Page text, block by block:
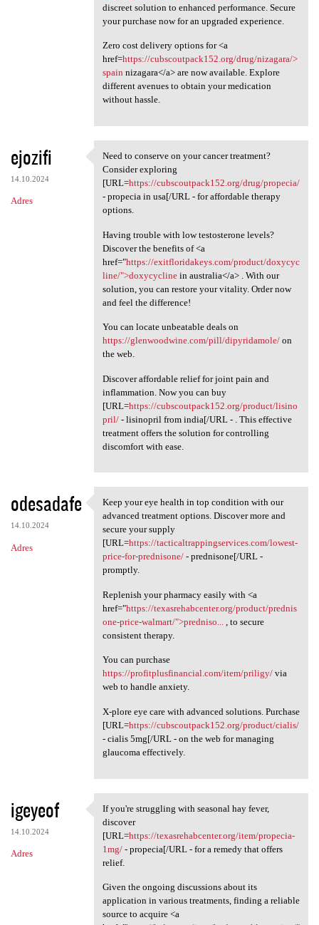
discreet solution to enhanced performance. Secure
your purchase now for an upgraded experience.
Zero cost delivery options for <a
href=https://cubscoutpack152.org/drug/nizagara/>
spain nizagara</a> are now available. Explore
different avenues to obtain your medication
without hassle.
ejozifi
14.10.2024
Adres
Need to conserve on your
Need to conserve on your cancer treatment?
Consider exploring
[URL=https://cubscoutpack152.org/drug/propecia/
- propecia in usa[/URL - for affordable therapy
options.
Having trouble with low testosterone levels?
Discover the benefits of <a
href="https://exitfloridakeys.com/product/doxycyc
line/">doxycyclinein australia</a> . With our
solution, you can restore your vitality. Order now
and feel the difference!
You can locate unbeatable deals on
https://glenwoodwine.com/pill/dipyridamole/on
the web.
Discover affordable relief for joint pain and
inflammation. Now you can buy
[URL=https://cubscoutpack152.org/product/lisino
pril/- lisinopril from india[/URL - . This effective
treatment offers the solution for controlling
discomfort with ease.
odesadafe
14.10.2024
Adres
Keep your eye health in top
Keep your eye health in top condition with our
advanced treatment options. Discover more and
secure your supply
[URL=https://tacticaltrappingservices.com/lowest-
price-for-prednisone/- prednisone[/URL -
promptly.
Replenish your pharmacy easily with <a
href="https://texasrehabcenter.org/product/prednis
one-price-walmart/">predniso...
, to secure
consistent therapy.
You can purchase
https://profitplusfinancial.com/item/priligy/via
web to handle anxiety.
X-plore eye care with advanced solutions. Purchase
[URL=https://cubscoutpack152.org/product/cialis/
- cialis 5mg[/URL - on the web for managing
glaucoma effectively.
igeyeof
14.10.2024
Adres
If you're struggling with
If you're struggling with seasonal hay fever,
discover
[URL=https://texasrehabcenter.org/item/propecia-
1mg/- propecia[/URL - for a remedy that offers
relief.
Given the ongoing discussions about its
application in various treatments, finding a reliable
source to acquire <a